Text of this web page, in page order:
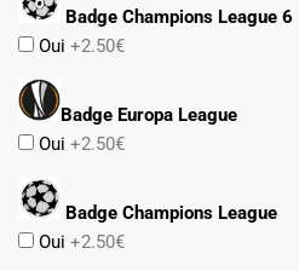
Badge Champions League 6
Oui +2.50€
Badge Europa League
Oui +2.50€
Badge Champions League
Oui +2.50€